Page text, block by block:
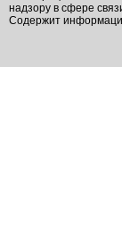
надзору в сфере
Содержит